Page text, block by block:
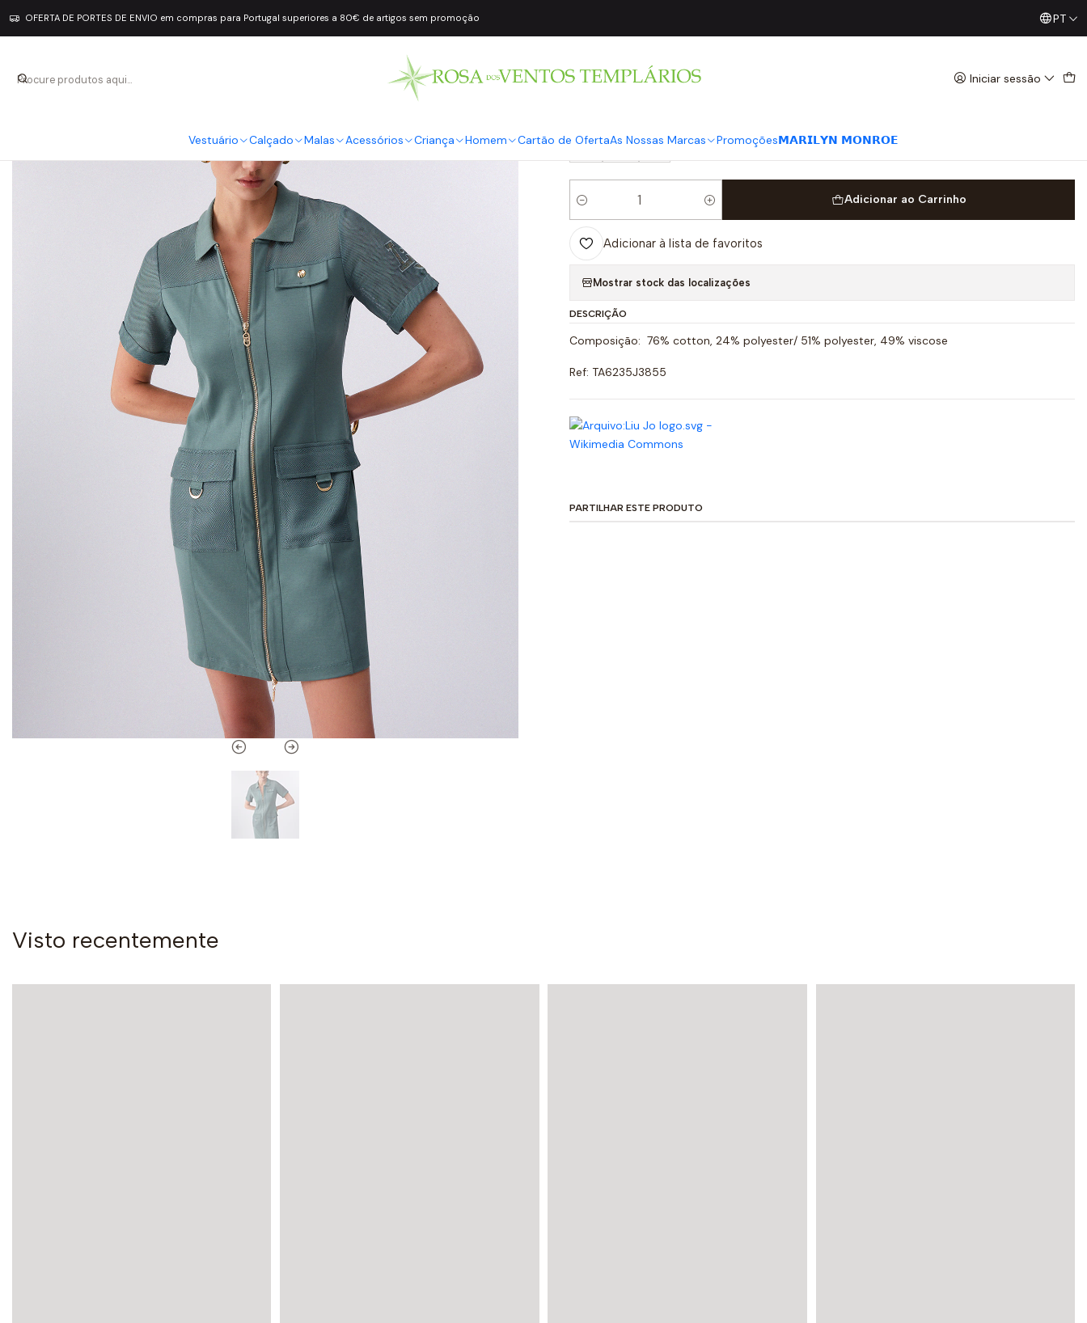
Iniciar sessão
Vestuário Calçado Malas Acessórios Criança Homem Cartão de OfertaAs Nossas Marcas Promoções𝗠𝗔𝗥𝗜𝗟𝗬𝗡 𝗠𝗢𝗡𝗥𝗢𝗘
OFERTA DE PORTES DE ENVIO em compras para Portugal superiores a 80€ de artigos sem promoção Já conhece os nossos Diretos? Todas as Segundas /PT
|
S M L
Quantidade
Adicionar ao Carrinho
Adicionar à lista de favoritos
Mostrar stock das localizações
DESCRIÇÃO
Composição: 76% cotton, 24% polyester/ 51% polyester, 49% viscose
Ref: TA6235J3855
PARTILHAR ESTE PRODUTO
Visto recentemente